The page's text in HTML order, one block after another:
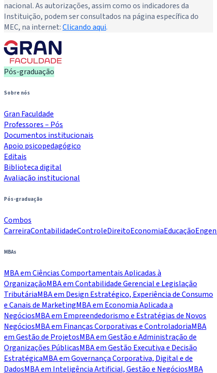
nacional. As autorizações, assim como os indicadores da
Instituição, podem ser consultados na página específica do
MEC, na internet:Clicando aqui.
Pós-graduação
Sobre nós
Gran Faculdade
Professores – Pós
Documentos institucionais
Apoio psicopedagógico
Editais
Biblioteca digital
Avaliação institucional
Pós-graduação
Combos
CarreiraContabilidadeControleDireitoEconomiaEducação
MBAs
MBA em Ciências Comportamentais Aplicadas à
OrganizaçãoMBA em Contabilidade Gerencial e Legislação
TributáriaMBA em Design Estratégico, Experiência de Consumo
e Canais de MarketingMBA em Economia Aplicada a
NegóciosMBA em Empreendedorismo e Estratégias de Novos
NegóciosMBA em Finanças Corporativas e ControladoriaMBA
em Gestão de ProjetosMBA em Gestão e Administração de
Organizações PúblicasMBA em Gestão Executiva e Decisão
EstratégicaMBA em Governança Corporativa, Digital e de
DadosMBA em Inteligência Artificial, Gestão e NegóciosMBA